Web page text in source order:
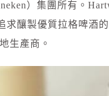
）集團所有。
求釀製優質拉格啤酒
生產商。